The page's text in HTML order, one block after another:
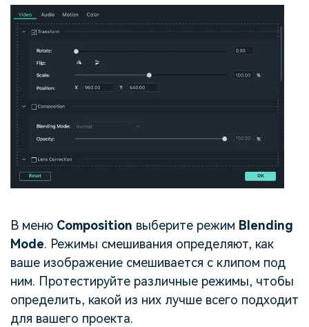
В меню Composition выберите режим Blending
Mode. Режимы смешивания определяют, как
ваше изображение смешивается с клипом под
ним. Протестируйте различные режимы, чтобы
определить, какой из них лучше всего подходит
для вашего проекта.